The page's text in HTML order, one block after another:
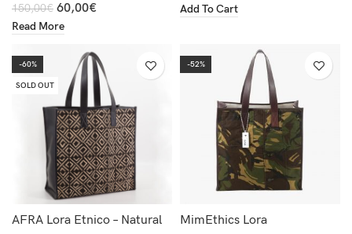
150,00€ 60,00€
Read More
Add To Cart
-60%
SOLD OUT
AFRA Lora Etnico – Natural
-52%
MimEthics Lora